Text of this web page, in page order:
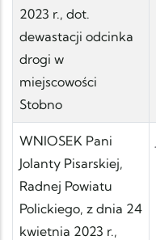
2023 r., dot.
dewastacji odcinka
drogi w
miejscowości
Stobno
WNIOSEK Pani
Jolanty Pisarskiej,
Radnej Powiatu
Polickiego, z dnia 24
kwietnia 2023 r.,